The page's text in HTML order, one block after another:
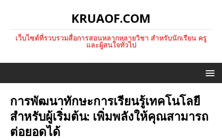
KRUAOF.COM
เว็บไซต์ที่รวบรวมสื่อการสอนหลากหลายวิชา สำหรับนักเรียน ครู
และผู้สนใจทั่วไป
การพัฒนาทักษะการเรียนรู้เทคโนโลยี
สำหรับผู้เริ่มต้น: เพิ่มพลังให้คุณสามารถ
ต่อยอดได้